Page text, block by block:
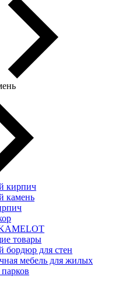
кирпич
камень
товары
бордюр для стен
мебель для жилых